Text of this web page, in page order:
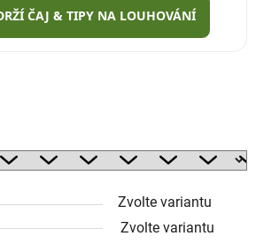
ČAJ & TIPY NA LOUHOVÁNÍ
Zvolte variantu
Zvolte variantu